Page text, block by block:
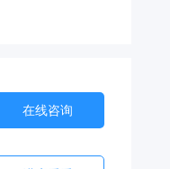
在线咨询